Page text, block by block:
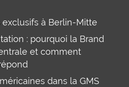
à Berlin-Mitte
: pourquoi la Brand
et comment
dans la GMS